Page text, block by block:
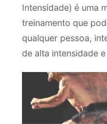
Intensidade) é uma
treinamento que
qualquer pessoa,
de alta intensidade